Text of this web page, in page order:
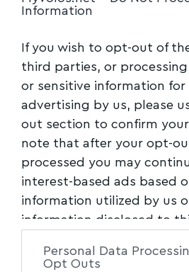
Information
If you wish to opt-out of
third parties, or processing
or sensitive information
advertising by us, please
out section to confirm your
note that after your opt-
processed you may
interest-based ads based
information utilized by us
information disclosed to
of the further disclosure of
Personal Data
Opt Outs
του Myvolos.net στο
TAGGED: ΜΑΡΑΒΕΓΙΑΣ